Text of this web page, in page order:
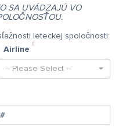
SA UVÁDZAJÚ VO
leteckej spoločnosti:
-- Please Select --
Airline